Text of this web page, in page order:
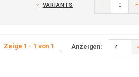
VARIANTS - +
Zeige 1 - 1 von 1 Anzeigen: 4